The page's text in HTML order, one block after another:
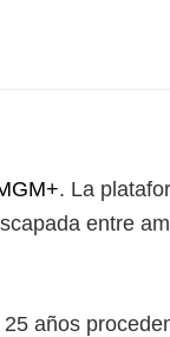
. La
entre
años